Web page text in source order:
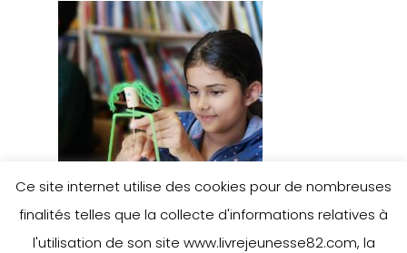
Ce site internet utilise des cookies pour de nombreuses
finalités telles que la collecte d'informations relatives à
l'utilisation de son site www.livrejeunesse82.com, la